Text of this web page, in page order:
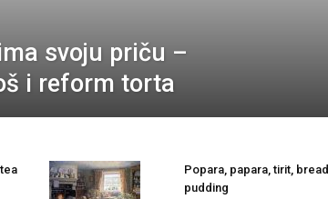
svoju priču –
i reform torta
Popara, papara, tirit, bread
pudding